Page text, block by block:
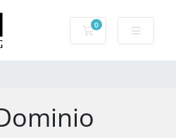
0
Carrito de